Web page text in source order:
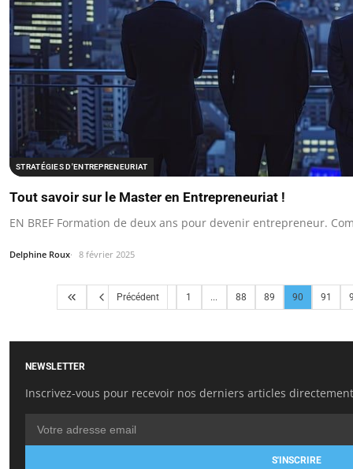
STRATÉGIES D'ENTREPRENEURIAT
Tout savoir sur le Master en Entrepreneuriat !
EN BREF Formation de deux ans pour devenir entrepreneur.
Delphine Roux 8 février 2025
Précédent 1 ... 88 89 90 91
NEWSLETTER
Inscrivez-vous pour recevoir nos derniers articles
S'INSCRIRE